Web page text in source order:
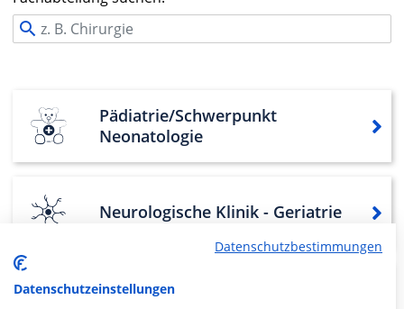
Pädiatrie/Schwerpunkt
Neonatologie
Neurologische Klinik - Geriatrie
Neurologie/Schwerpunkt
Datenschutzbestimmungen
Datenschutzeinstellungen